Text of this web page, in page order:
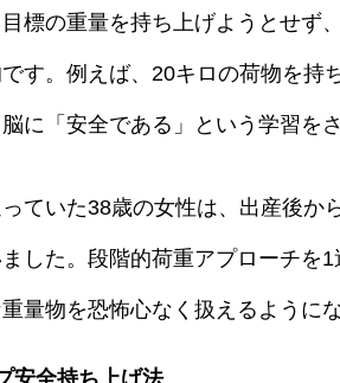
標の重量を持ち上げようとせず
す。例えば、20キロの荷物を持
に「安全である」という学習を
ていた38歳の女性は、出産後か
した。段階的荷重アプローチを
量物を恐怖心なく扱えるように
安全持ち上げ法